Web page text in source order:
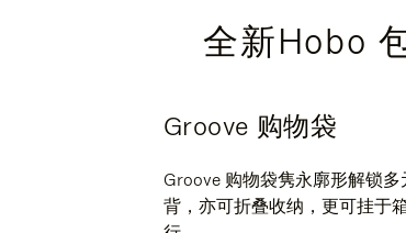
全新Hobo
Groove 购物袋
Groove 购物袋隽永廓形解锁
背，亦可折叠收纳，更可挂于